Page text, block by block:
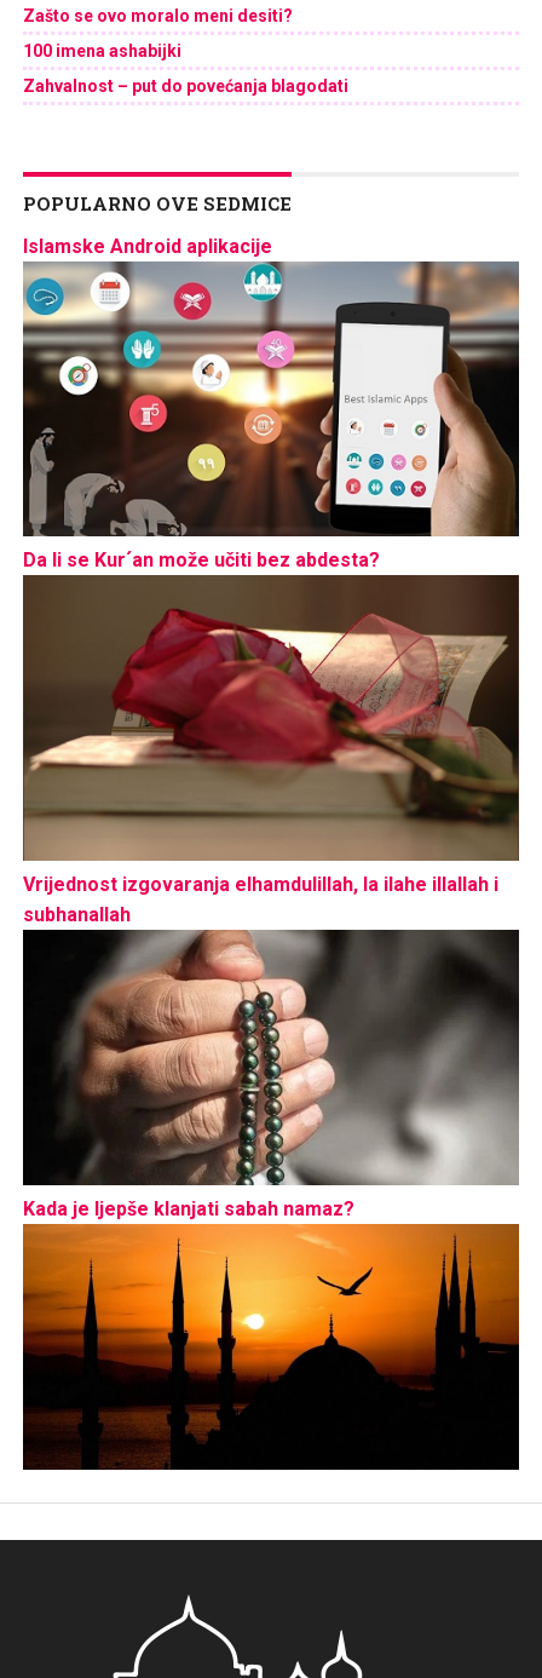
Zašto se ovo moralo meni desiti?
100 imena ashabijki
Zahvalnost – put do povećanja blagodati
POPULARNO OVE SEDMICE
Islamske Android aplikacije
Da li se Kur´an može učiti bez abdesta?
Vrijednost izgovaranja elhamdulillah, la ilahe illallah i
subhanallah
Kada je ljepše klanjati sabah namaz?